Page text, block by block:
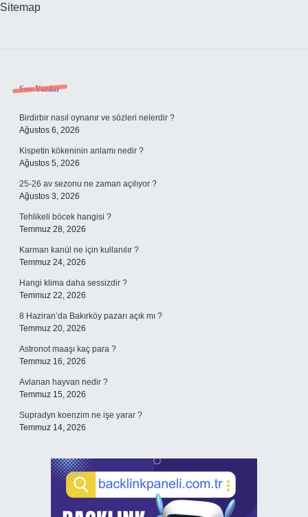
Sitemap
Sidebar
Son Yazılar
Birdirbir nasıl oynanır ve sözleri nelerdir ?
Ağustos 6, 2026
Kispetin kökeninin anlamı nedir ?
Ağustos 5, 2026
25-26 av sezonu ne zaman açılıyor ?
Ağustos 3, 2026
Tehlikeli böcek hangisi ?
Temmuz 28, 2026
Karman kanül ne için kullanılır ?
Temmuz 24, 2026
Hangi klima daha sessizdir ?
Temmuz 22, 2026
8 Haziran’da Bakırköy pazarı açık mı ?
Temmuz 20, 2026
Astronot maaşı kaç para ?
Temmuz 16, 2026
Avlanan hayvan nedir ?
Temmuz 15, 2026
Supradyn koenzim ne işe yarar ?
Temmuz 14, 2026